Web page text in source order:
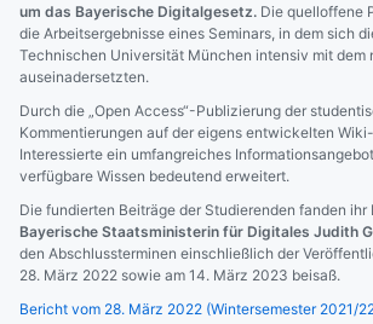
um das Bayerische Digitalgesetz. Die quelloffene
die Arbeitsergebnisse eines Seminars, in dem sich
Technischen Universität München intensiv mit dem
auseinadersetzten.
Durch die „Open Access“-Publizierung der
Kommentierungen auf der eigens entwickelten
Interessierte ein umfangreiches
verfügbare Wissen bedeutend erweitert.
Die fundierten Beiträge der Studierenden fanden ihr
Bayerische Staatsministerin für Digitales Judith
den Abschlussterminen einschließlich der
28. März 2022 sowie am 14. März 2023 beisaß.
Bericht vom 28. März 2022 (Wintersemester 2021/